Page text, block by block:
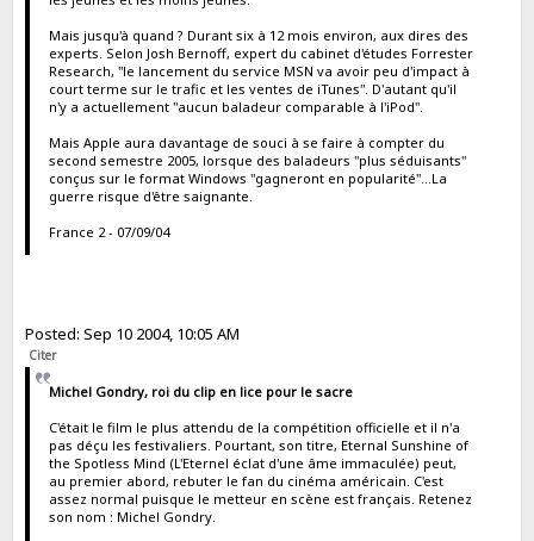
Mais jusqu'à quand ? Durant six à 12 mois environ, aux dires des
experts. Selon Josh Bernoff, expert du cabinet d'études Forrester
Research, "le lancement du service MSN va avoir peu d'impact à
court terme sur le trafic et les ventes de iTunes". D'autant qu'il
n'y a actuellement "aucun baladeur comparable à l'iPod".
Mais Apple aura davantage de souci à se faire à compter du
second semestre 2005, lorsque des baladeurs "plus séduisants"
conçus sur le format Windows "gagneront en popularité"...La
guerre risque d'être saignante.
France 2 - 07/09/04
Posted: Sep 10 2004, 10:05 AM
Citer
Michel Gondry, roi du clip en lice pour le sacre
C'était le film le plus attendu de la compétition officielle et il n'a
pas déçu les festivaliers. Pourtant, son titre, Eternal Sunshine of
the Spotless Mind (L'Eternel éclat d'une âme immaculée) peut,
au premier abord, rebuter le fan du cinéma américain. C'est
assez normal puisque le metteur en scène est français. Retenez
son nom : Michel Gondry.